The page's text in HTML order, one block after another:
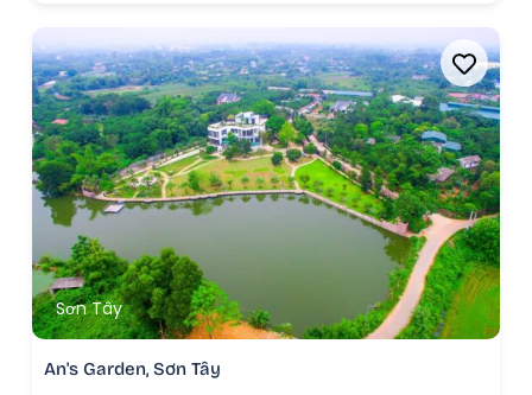
Sơn Tây
An's Garden, Sơn Tây